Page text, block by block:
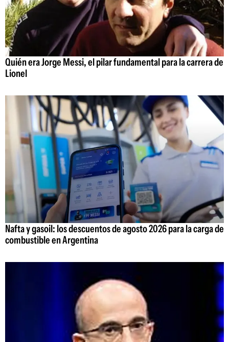
Quién era Jorge Messi, el pilar fundamental para la carrera de
Lionel
Nafta y gasoil: los descuentos de agosto 2026 para la carga de
combustible en Argentina